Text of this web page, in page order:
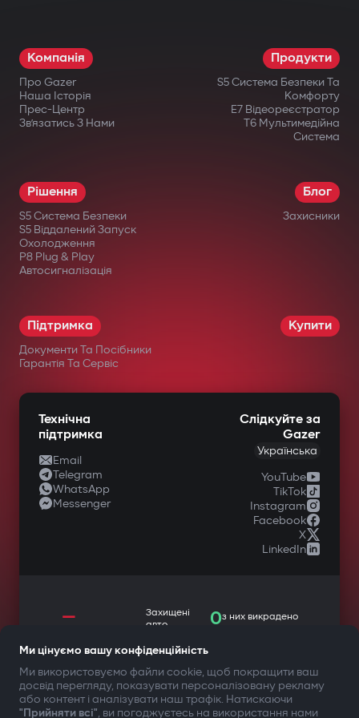
Автозапуск при включенні
запалювання
Автовимкнення при відключенні
у великих мережах електроніки;
у спеціалізованих магазинах
відсутні, відеореєстратор активується
при ударі або русі.
Офіційна гарантія. Придбавши
відеореєстратор Gazer, ви отримуєте
Компанія
Про Gazer
Наша Історія
Прес-Центр
Зв’язатись З Нами
Продукти
S5 Система Безпеки Та
Комфорту
E7 Відеореєстратор
T6 Мультимедійна
Система
Рішення
S5 Система Безпеки
S5 Віддалений Запуск
Охолодження
P8 Plug & Play
Автосигналізація
Блог
Захисники
Підтримка
Документи Та Посібники
Гарантія Та Сервіс
Купити
Технічна
підтримка
Email
Telegram
WhatsApp
Messenger
Слідкуйте за
Gazer
Українська
YouTube
TikTok
Instagram
Facebook
X
LinkedIn
—
Захищені
авто
0з них викрадено
ТВОЯ БЕЗПЕКА ПЕРЕДУСІМ
Ми цінуємо вашу конфіденційність
Ми використовуємо файли cookie, щоб покращити ваш
досвід перегляду, показувати персоналізовану рекламу
або контент і аналізувати наш трафік. Натискаючи
"Прийняти всі", ви погоджуєтесь на використання нами